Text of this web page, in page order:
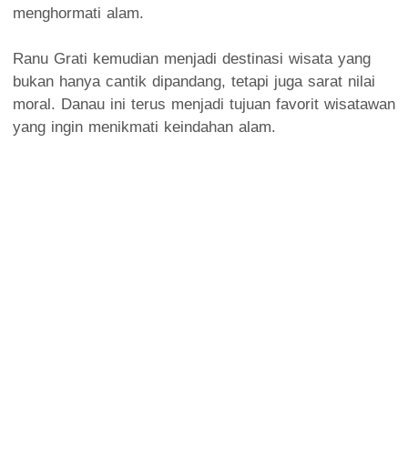
menghormati alam.
Ranu Grati kemudian menjadi destinasi wisata yang
bukan hanya cantik dipandang, tetapi juga sarat nilai
moral. Danau ini terus menjadi tujuan favorit wisatawan
yang ingin menikmati keindahan alam.